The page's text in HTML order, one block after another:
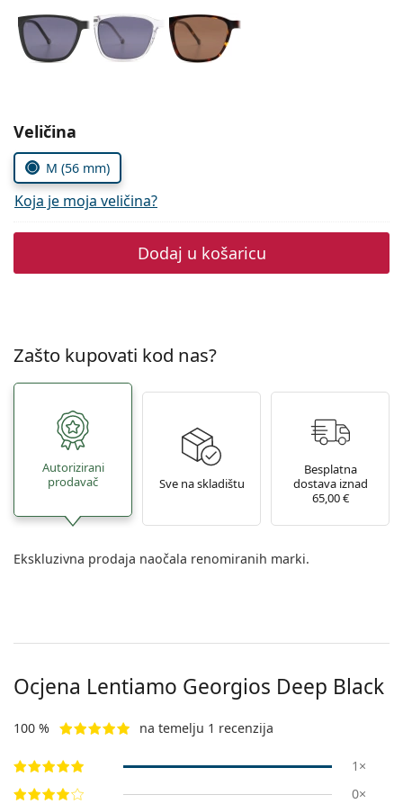
Prada
Odaberite parametre
Veličina
M (56 mm)
Koja je moja veličina?
Dodaj u košaricu
Zašto kupovati kod nas?
Autorizirani
prodavač
Sve na skladištu
Besplatna
dostava iznad
65,00 €
Ekskluzivna prodaja naočala renomiranih marki.
Ocjena Lentiamo Georgios Deep Black
100 % na temelju 1 recenzija
1×
0×